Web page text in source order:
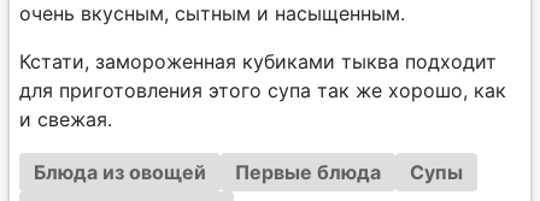
очень вкусным, сытным и насыщенным.
Кстати, замороженная кубиками тыква подходит
для приготовления этого супа так же хорошо, как
и свежая.
Блюда из овощей Первые блюда
Супы